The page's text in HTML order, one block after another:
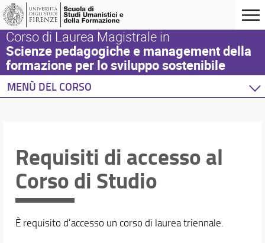
Corso di Laurea Magistrale in
Scienze pedagogiche e management della
formazione per lo sviluppo sostenibile
MENÙ DEL CORSO
Presentazione del corso
Obiettivi formativi
Profili professionali e sbocchi occupazionali
Norme e regolamenti
Requisiti di accesso al Corso di Studio
Sedi e strutture
Requisiti di accesso al
Corso di Studio
È requisito d’accesso un corso di laurea triennale.